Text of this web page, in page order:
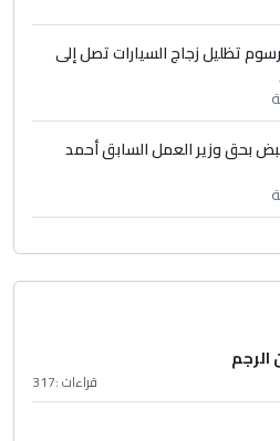
رسوم تظليل زجاج السيارات تصل إلى
بحق وزير العمل السابق أحمد
قراءات :317